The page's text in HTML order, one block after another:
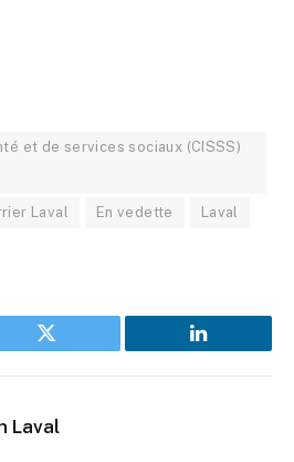
et de services sociaux (CISSS)
Laval En vedette Laval
Twitter LinkedIn
Laval